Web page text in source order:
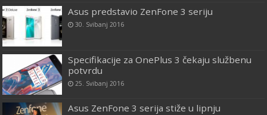
Asus predstavio ZenFone 3 seriju
30. Svibanj 2016
Specifikacije za OnePlus 3 čekaju službenu
potvrdu
25. Svibanj 2016
Asus ZenFone 3 serija stiže u lipnju